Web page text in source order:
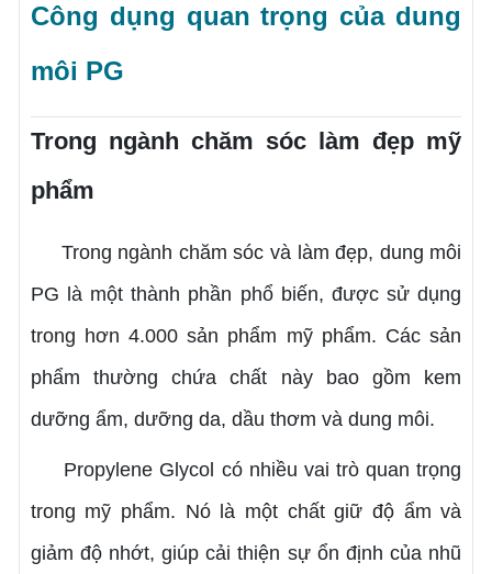
Công dụng quan trọng của dung
môi PG
Trong ngành chăm sóc làm đẹp mỹ
phẩm
Trong ngành chăm sóc và làm đẹp, dung môi
PG là một thành phần phổ biến, được sử dụng
trong hơn 4.000 sản phẩm mỹ phẩm. Các sản
phẩm thường chứa chất này bao gồm kem
dưỡng ẩm, dưỡng da, dầu thơm và dung môi.
Propylene Glycol có nhiều vai trò quan trọng
trong mỹ phẩm. Nó là một chất giữ độ ẩm và
giảm độ nhớt, giúp cải thiện sự ổn định của nhũ